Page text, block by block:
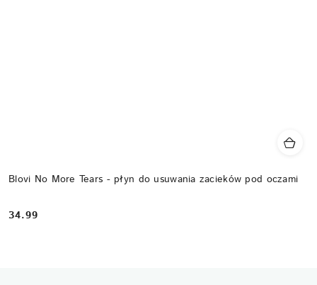
Blovi No More Tears - płyn do usuwania zacieków pod oczami
Cena:
34.99